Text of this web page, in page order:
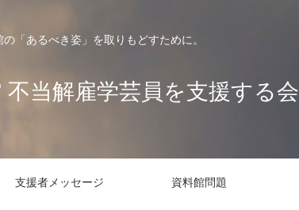
「あるべき姿」を取りもどすために。
当解雇学芸員を支援する会
支援者メッセージ 資料館問題